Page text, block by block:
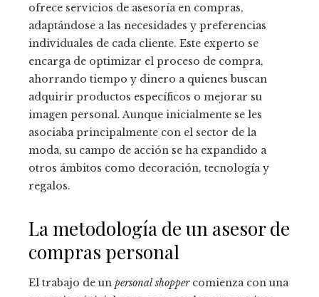
ofrece servicios de asesoría en compras,
adaptándose a las necesidades y preferencias
individuales de cada cliente. Este experto se
encarga de optimizar el proceso de compra,
ahorrando tiempo y dinero a quienes buscan
adquirir productos específicos o mejorar su
imagen personal. Aunque inicialmente se les
asociaba principalmente con el sector de la
moda, su campo de acción se ha expandido a
otros ámbitos como decoración, tecnología y
regalos.
La metodología de un asesor de
compras personal
El trabajo de un personal shoppercomienza con una